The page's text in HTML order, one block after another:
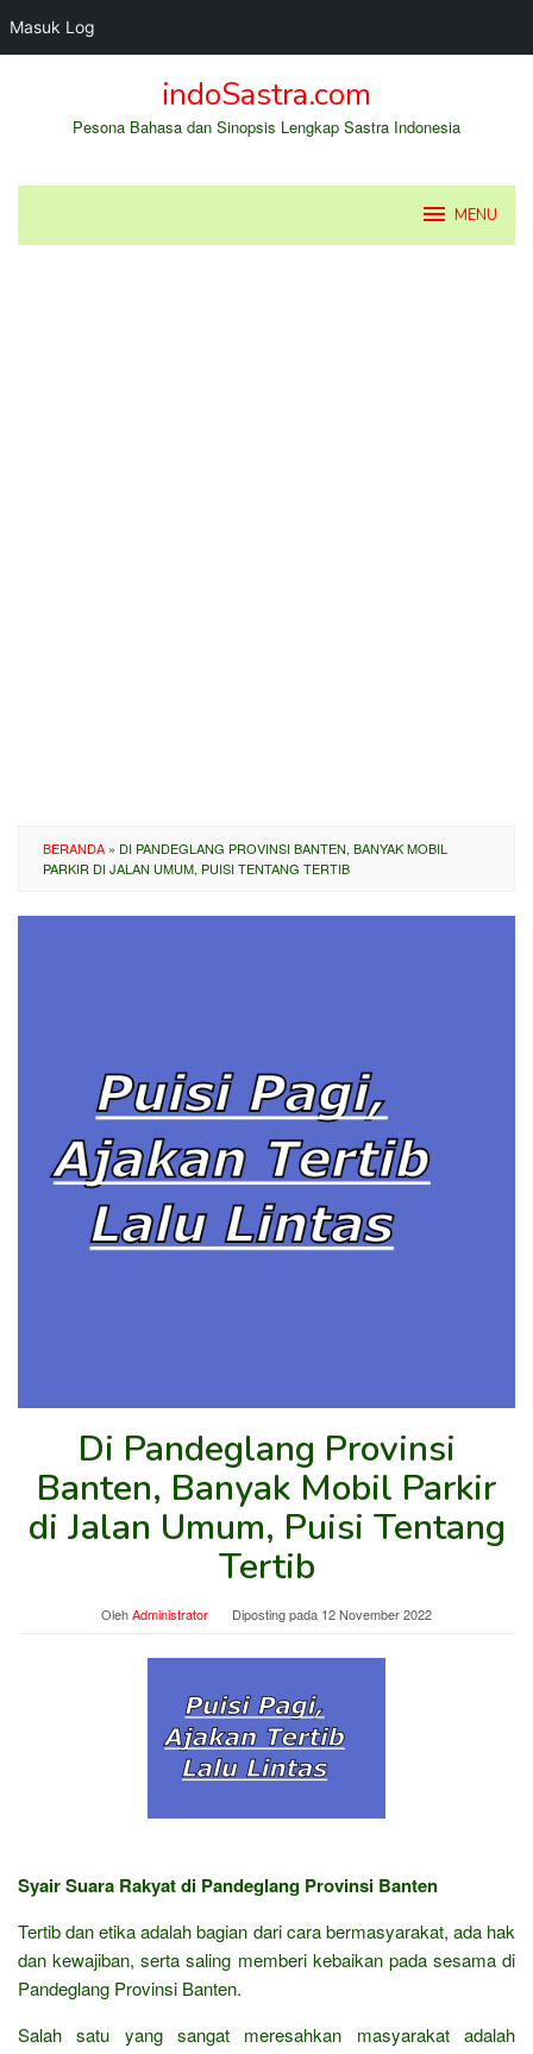
Masuk Log
indoSastra.com
Pesona Bahasa dan Sinopsis Lengkap Sastra Indonesia
MENU
BERANDA » DI PANDEGLANG PROVINSI BANTEN, BANYAK MOBIL
PARKIR DI JALAN UMUM, PUISI TENTANG TERTIB
Di Pandeglang Provinsi
Banten, Banyak Mobil Parkir
di Jalan Umum, Puisi Tentang
Tertib
OlehAdministrator Diposting pada 12 November 2022
Syair Suara Rakyat di Pandeglang Provinsi Banten
Tertib dan etika adalah bagian dari cara bermasyarakat, ada hak
dan kewajiban, serta saling memberi kebaikan pada sesama di
Pandeglang Provinsi Banten.
Salah satu yang sangat meresahkan masyarakat adalah